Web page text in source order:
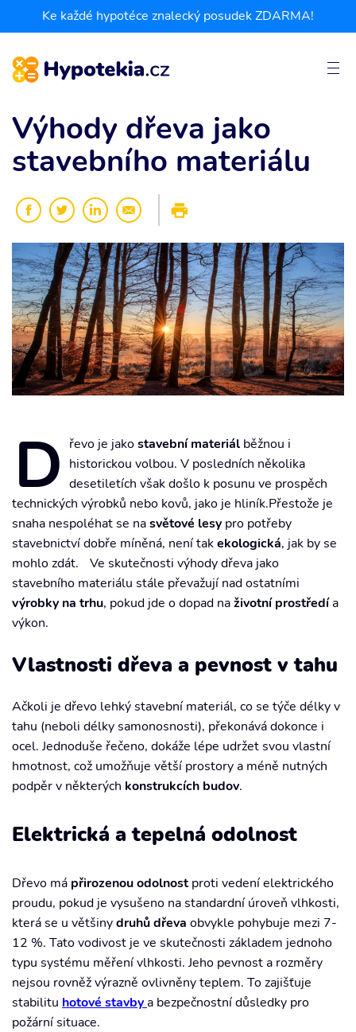
Ke každé hypotéce znalecký posudek ZDARMA!
Výhody dřeva jako
stavebního materiálu
D řevo je jakostavební materiál běžnou i
historickou volbou. V posledních několika
desetiletích však došlo k posunu ve prospěch
technických výrobků nebo kovů, jako je hliník.Přestože je
snaha nespoléhat se nasvětové lesy pro potřeby
stavebnictví dobře míněná, není takekologická, jak by se
mohlo zdát. Ve skutečnosti výhody dřeva jako
stavebního materiálu stále převažují nad ostatními
výrobky na trhu, pokud jde o dopad naživotní prostředía
výkon.
Vlastnosti dřeva a pevnost v tahu
Ačkoli je dřevo lehký stavební materiál, co se týče délky v
tahu (neboli délky samonosnosti), překonává dokonce i
ocel. Jednoduše řečeno, dokáže lépe udržet svou vlastní
hmotnost, což umožňuje větší prostory a méně nutných
podpěr v některých konstrukcích budov.
Elektrická a tepelná odolnost
Dřevo má přirozenou odolnostproti vedení elektrického
proudu, pokud je vysušeno na standardní úroveň vlhkosti,
která se u většinydruhů dřeva obvykle pohybuje mezi 7-
12 %. Tato vodivost je ve skutečnosti základem jednoho
typu systému měření vlhkosti. Jeho pevnost a rozměry
nejsou rovněž výrazně ovlivněny teplem. To zajišťuje
stabilitu hotové stavbya bezpečnostní důsledky pro
požární situace.